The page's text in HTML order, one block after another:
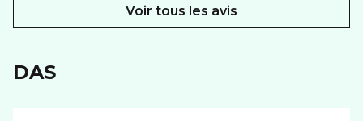
Voir tous les avis
DAS